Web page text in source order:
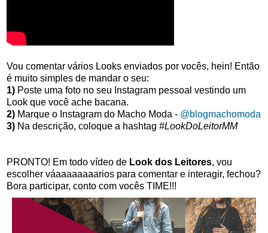
Vou comentar vários Looks enviados por vocês, hein! Então
é muito simples de mandar o seu:
1) Poste uma foto no seu Instagram pessoal vestindo um
Look que você ache bacana.
2) Marque o Instagram do Macho Moda - @blogmachomoda
3) Na descrição, coloque a hashtag #LookDoLeitorMM
PRONTO! Em todo vídeo de Look dos Leitores, vou
escolher váaaaaaaaarios para comentar e interagir, fechou?
Bora participar, conto com vocês TIME!!!